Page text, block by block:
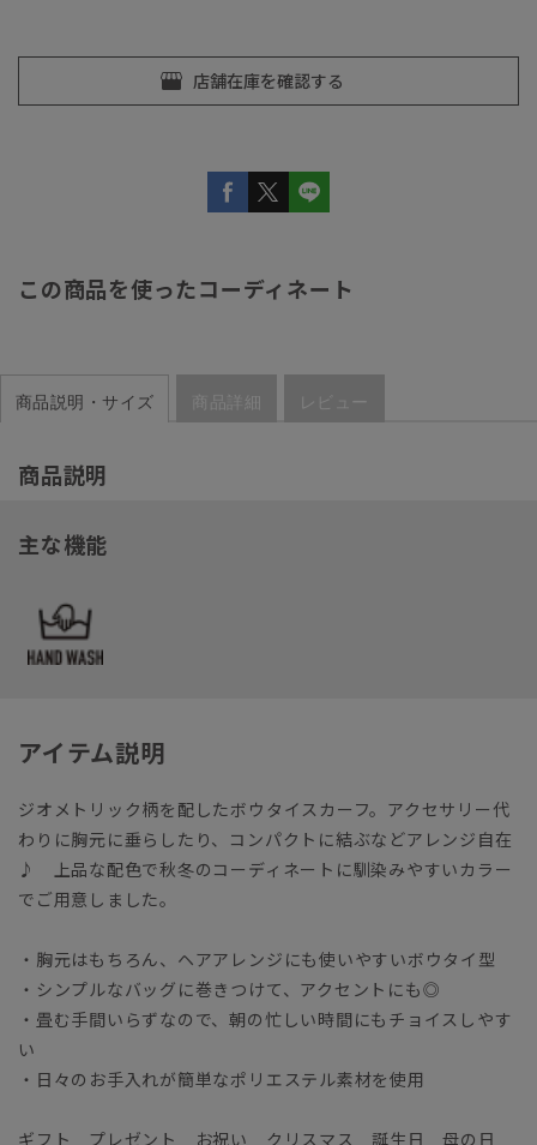
この商品を使ったコーディネート
商品説明・サイズ 商品詳細 レビュー
商品説明
主な機能
アイテム説明
ジオメトリック柄を配したボウタイスカーフ。アクセサリー代
わりに胸元に垂らしたり、コンパクトに結ぶなどアレンジ自在
♪ 上品な配色で秋冬のコーディネートに馴染みやすいカラー
でご用意しました。
・胸元はもちろん、ヘアアレンジにも使いやすいボウタイ型
・シンプルなバッグに巻きつけて、アクセントにも◎
・畳む手間いらずなので、朝の忙しい時間にもチョイスしやす
い
・日々のお手入れが簡単なポリエステル素材を使用
ギフト プレゼント お祝い クリスマス 誕生日 母の日